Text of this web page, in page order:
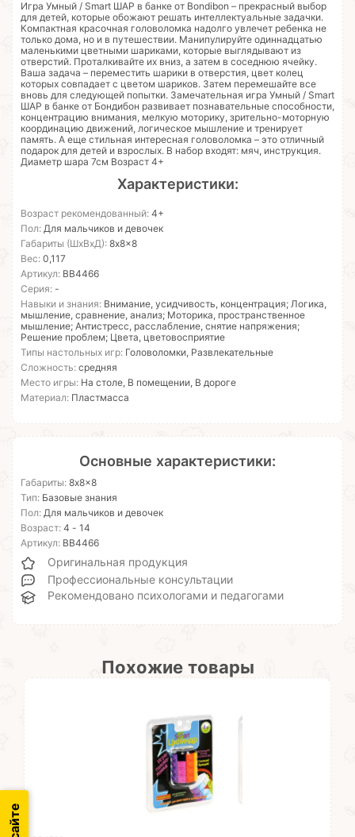
Игра Умный / Smart ШАР в банке от Bondibon – прекрасный выбор
для детей, которые обожают решать интеллектуальные задачки.
Компактная красочная головоломка надолго увлечет ребенка не
только дома, но и в путешествии. Манипулируйте одиннадцатью
маленькими цветными шариками, которые выглядывают из
отверстий. Проталкивайте их вниз, а затем в соседнюю ячейку.
Ваша задача – переместить шарики в отверстия, цвет колец
которых совпадает с цветом шариков. Затем перемешайте все
вновь для следующей попытки. Замечательная игра Умный / Smart
ШАР в банке от Бондибон развивает познавательные способности,
концентрацию внимания, мелкую моторику, зрительно-моторную
координацию движений, логическое мышление и тренирует
память. А еще стильная интересная головоломка – это отличный
подарок для детей и взрослых. В набор входят: мяч, инструкция.
Диаметр шара 7см Возраст 4+
Характеристики:
Возраст рекомендованный: 4+
Пол: Для мальчиков и девочек
Габариты (ШхВхД): 8x8x8
Вес: 0,117
Артикул: ВВ4466
Серия: -
Навыки и знания: Внимание, усидчивость, концентрация; Логика,
мышление, сравнение, анализ; Моторика, пространственное
мышление; Антистресс, расслабление, снятие напряжения;
Решение проблем; Цвета, цветовосприятие
Типы настольных игр: Головоломки, Развлекательные
Сложность: средняя
Место игры: На столе, В помещении, В дороге
Материал: Пластмасса
Основные характеристики:
Габариты: 8x8x8
Тип: Базовые знания
Пол: Для мальчиков и девочек
Возраст: 4 - 14
Артикул: ВВ4466
Оригинальная продукция
Профессиональные консультации
Рекомендовано психологами и педагогами
Похожие товары